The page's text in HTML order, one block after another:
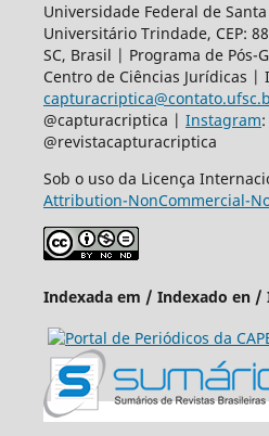
Universidade Federal de
Universitário Trindade, CEP:
SC, Brasil | Programa de Pós-
Centro de Ciências Jurídicas |
@capturacriptica | Instagram:
@revistacapturacriptica
Sob o uso da Licença
Attribution-NonCommercial-
Indexada em / Indexado en /